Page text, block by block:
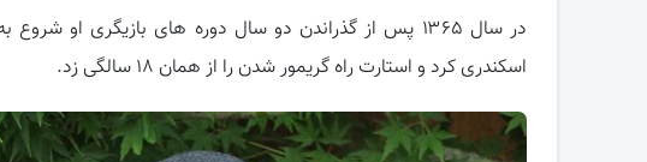
در سال ۱۳۶۵ پس از گذراندن دو سال دوره های بازیگری او
اسکندری کرد و استارت راه گریمور شدن را از همان ۱۸ سالگی زد.